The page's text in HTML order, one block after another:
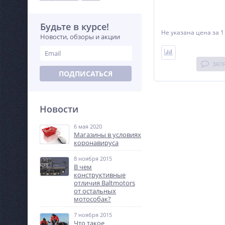
Будьте в курсе!
Новости, обзоры и акции
ПОДПИСАТЬСЯ
Новости
6 мая 2020
Магазины в условиях
коронавируса
8 ноября 2015
В чем
конструктивные
отличия Baltmotors
от остальных
мотособак?
7 ноября 2015
Что такое
Не указана цена за 1